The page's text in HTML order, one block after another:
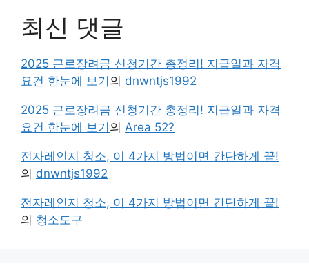
최신 댓글
2025 근로장려금 신청기간 총정리! 지급일과 자격
요건 한눈에 보기의 dnwntjs1992
2025 근로장려금 신청기간 총정리! 지급일과 자격
요건 한눈에 보기의 Area 52?
전자레인지 청소, 이 4가지 방법이면 간단하게 끝!
의 dnwntjs1992
전자레인지 청소, 이 4가지 방법이면 간단하게 끝!
의 청소도구